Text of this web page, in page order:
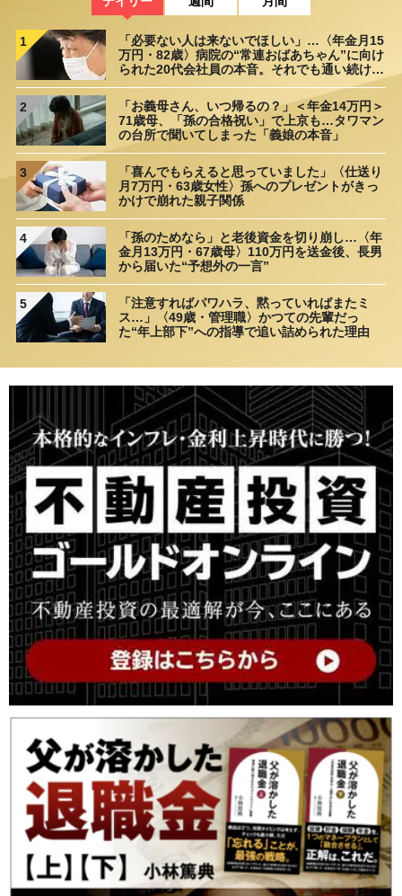
1
「必要ない人は来ないでほしい」…〈年金月15
万円・82歳〉病院の“常連おばあちゃん”に向け
られた20代会社員の本音。それでも通い続ける
理由
2
「お義母さん、いつ帰るの？」＜年金14万円＞
71歳母、「孫の合格祝い」で上京も…タワマン
の台所で聞いてしまった「義娘の本音」
3
「喜んでもらえると思っていました」〈仕送り
月7万円・63歳女性〉孫へのプレゼントがきっ
かけで崩れた親子関係
4
「孫のためなら」と老後資金を切り崩し…〈年
金月13万円・67歳母〉110万円を送金後、長男
から届いた“予想外の一言”
5
「注意すればパワハラ、黙っていればまたミ
ス…」〈49歳・管理職〉かつての先輩だっ
た“年上部下”への指導で追い詰められた理由